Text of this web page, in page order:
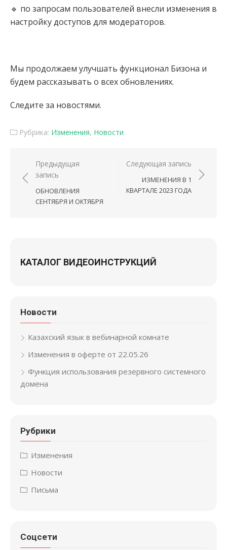
🔹 по запросам пользователей внесли изменения в
настройку доступов для модераторов.
Мы продолжаем улучшать функционал Бизона и
будем рассказывать о всех обновлениях.
Следите за новостями.
Рубрика: Изменения, Новости
Навигация по записям
Предыдущая
запись
ОБНОВЛЕНИЯ
СЕНТЯБРЯ И ОКТЯБРЯ
Следующая запись
ИЗМЕНЕНИЯ В 1
КВАРТАЛЕ 2023 ГОДА
КАТАЛОГ ВИДЕОИНСТРУКЦИЙ
Новости
Казахский язык в вебинарной комнате
Изменения в оферте от 22.05.26
Функция использования резервного системного
домена
Рубрики
Изменения
Новости
Письма
Соцсети